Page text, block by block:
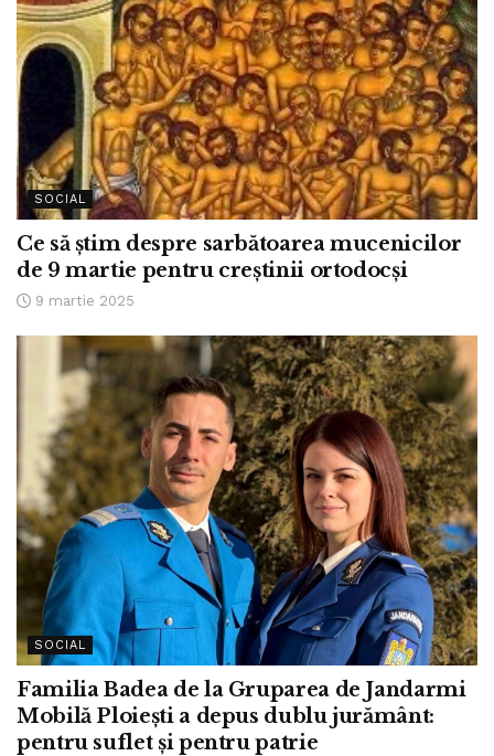
SOCIAL
Ce să știm despre sarbătoarea mucenicilor
de 9 martie pentru creștinii ortodocși
9 martie 2025
SOCIAL
Familia Badea de la Gruparea de Jandarmi
Mobilă Ploiești a depus dublu jurământ:
pentru suflet și pentru patrie